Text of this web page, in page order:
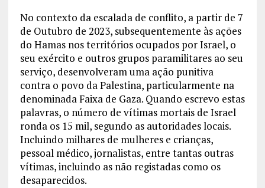
No contexto da escalada de conflito, a partir de 7
de Outubro de 2023, subsequentemente às ações
do Hamas nos territórios ocupados por Israel, o
seu exército e outros grupos paramilitares ao seu
serviço, desenvolveram uma ação punitiva
contra o povo da Palestina, particularmente na
denominada Faixa de Gaza. Quando escrevo estas
palavras, o número de vítimas mortais de Israel
ronda os 15 mil, segundo as autoridades locais.
Incluindo milhares de mulheres e crianças,
pessoal médico, jornalistas, entre tantas outras
vítimas, incluindo as não registadas como os
desaparecidos.